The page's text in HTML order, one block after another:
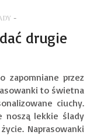
-
drugie
zapomniane przez
to świetna
ciuchy.
noszą lekkie ślady
Naprasowanki